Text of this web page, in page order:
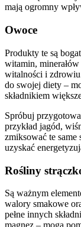
mają ogromny
Owoce
Produkty te są
witamin,
witalności i
do swojej diety –
składnikiem
Spróbuj
przykład jagód,
zmiksować te same
uzyskać
Rośliny
Są ważnym
walory smakowe
pełne innych